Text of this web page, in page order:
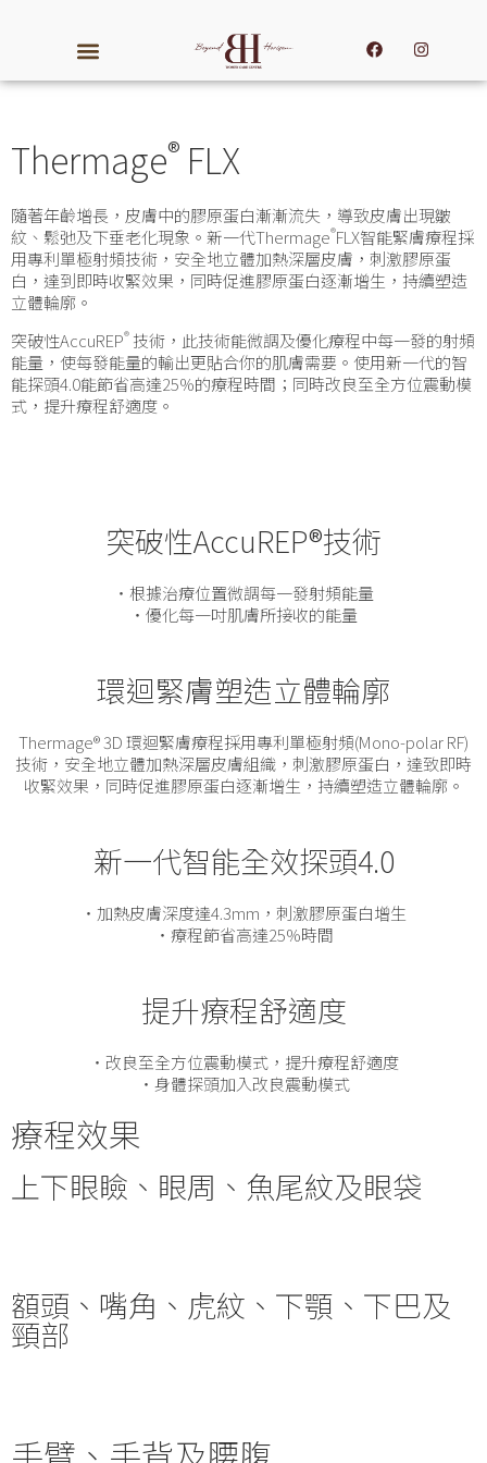
Thermage® FLX
隨著年齡增長，皮膚中的膠原蛋白漸漸流失，導致皮膚出現皺
紋、鬆弛及下垂老化現象。新一代Thermage®FLX智能緊膚療程採
用專利單極射頻技術，安全地立體加熱深層皮膚，刺激膠原蛋
白，達到即時收緊效果，同時促進膠原蛋白逐漸增生，持續塑造
立體輪廓。
突破性AccuREP® 技術，此技術能微調及優化療程中每一發的射頻
能量，使每發能量的輸出更貼合你的肌膚需要。使用新一代的智
能探頭4.0能節省高達25%的療程時間；同時改良至全方位震動模
式，提升療程舒適度。
突破性AccuREP®技術
・根據治療位置微調每一發射頻能量
・優化每一吋肌膚所接收的能量
環迴緊膚塑造立體輪廓
Thermage® 3D 環迴緊膚療程採用專利單極射頻(Mono-polar RF)
技術，安全地立體加熱深層皮膚組織，刺激膠原蛋白，達致即時
收緊效果，同時促進膠原蛋白逐漸增生，持續塑造立體輪廓。
新一代智能全效探頭4.0
・加熱皮膚深度達4.3mm，刺激膠原蛋白增生
・療程節省高達25%時間
提升療程舒適度
・改良至全方位震動模式，提升療程舒適度
・身體探頭加入改良震動模式
療程效果
上下眼瞼、眼周、魚尾紋及眼袋
額頭、嘴角、虎紋、下顎、下巴及
頸部